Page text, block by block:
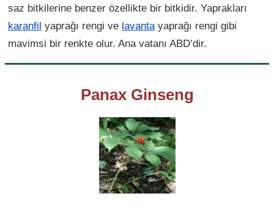
saz bitkilerine benzer özellikte bir bitkidir. Yaprakları
karanfil yaprağı rengi ve lavanta yaprağı rengi gibi
mavimsi bir renkte olur. Ana vatanı ABD’dir.
Panax Ginseng